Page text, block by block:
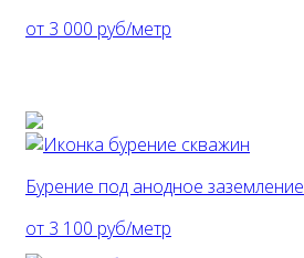
от 3 000 руб/метр
Бурение под анодное заземление
от 3 100 руб/метр